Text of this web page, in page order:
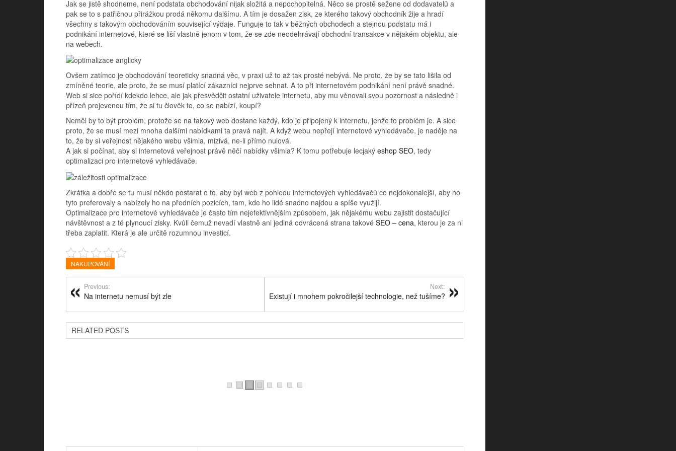
Jak se jistě shodneme, není podstata obchodování nijak složitá a nepochopitelná. Něco se prostě sežene od dodavatelů a
pak se to s patřičnou přirážkou prodá někomu dalšímu. A tím je dosažen zisk, ze kterého takový obchodník žije a hradí
všechny s takovým obchodováním související výdaje. Funguje to tak v běžných obchodech a stejnou podstatu má i
podnikání internetové, které se liší vlastně jenom v tom, že se zde neodehrávají obchodní transakce v nějakém objektu, ale
na webech.
Ovšem zatímco je obchodování teoreticky snadná věc, v praxi už to až tak prosté nebývá. Ne proto, že by se tato lišila od
zmíněné teorie, ale proto, že se musí platící zákazníci nejprve sehnat. A to při internetovém podnikání není právě snadné.
Web si sice pořídí kdekdo lehce, ale jak přesvědčit ostatní uživatele internetu, aby mu věnovali svou pozornost a následně i
přízeň projevenou tím, že si tu člověk to, co se nabízí, koupí?
Neměl by to být problém, protože se na takový web dostane každý, kdo je připojený k internetu, jenže to problém je. A sice
proto, že se musí mezi mnoha dalšími nabídkami ta pravá najít. A když webu nepřejí internetové vyhledávače, je naděje na
to, že by si veřejnost nějakého webu všimla, mizivá, ne-li přímo nulová.
A jak si počínat, aby si internetová veřejnost právě něčí nabídky všimla? K tomu potřebuje lecjaký eshop SEO, tedy
optimalizaci pro internetové vyhledávače.
Zkrátka a dobře se tu musí někdo postarat o to, aby byl web z pohledu internetových vyhledávačů co nejdokonalejší, aby ho
tyto preferovaly a nabízely ho na předních pozicích, tam, kde ho lidé snadno najdou a spíše využijí.
Optimalizace pro internetové vyhledávače je často tím nejefektivnějším způsobem, jak nějakému webu zajistit dostačující
návštěvnost a z té plynoucí zisky. Kvůli čemuž nevadí vlastně ani jediná odvrácená strana takové SEO – cena, kterou je za ni
třeba zaplatit. Která je ale určitě rozumnou investicí.
NAKUPOVÁNÍ
Previous:
Na internetu nemusí být zle
Next:
Existují i mnohem pokročilejší technologie, než tušíme?
RELATED POSTS